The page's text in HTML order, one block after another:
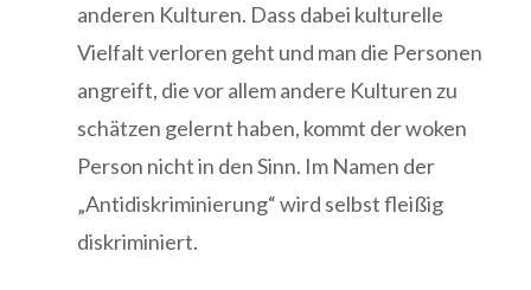
anderen Kulturen. Dass dabei kulturelle
Vielfalt verloren geht und man die Personen
angreift, die vor allem andere Kulturen zu
schätzen gelernt haben, kommt der woken
Person nicht in den Sinn. Im Namen der
„Antidiskriminierung“ wird selbst fleißig
diskriminiert.